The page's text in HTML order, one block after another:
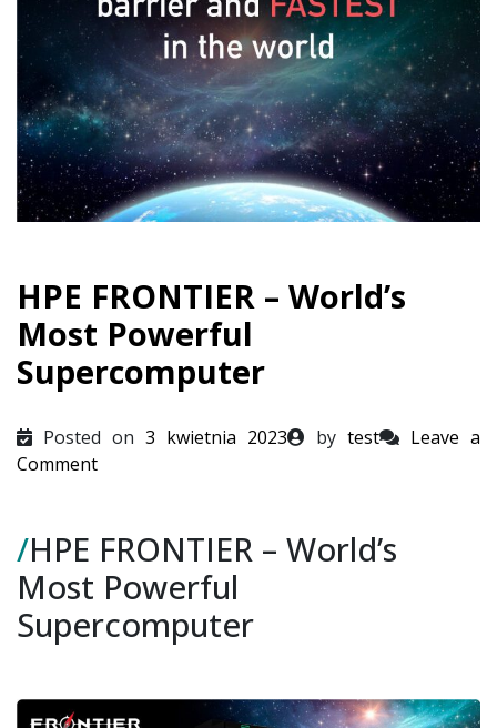
HPE FRONTIER – World’s
Most Powerful
Supercomputer
Posted on 3 kwietnia 2023 by test
Leave a
Commenton
–
World’s
Most
Powerful
Supercomputer
/HPE FRONTIER – World’s
Most Powerful
Supercomputer